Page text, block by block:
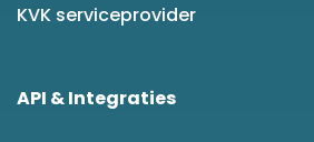
KVK serviceprovider
API & Integraties